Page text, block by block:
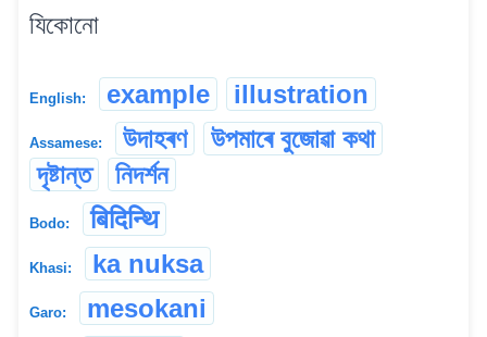
যিকোনো
English: example illustration
Assamese: উদাহৰণ
উপমাৰে বুজোৱা কথা
দৃষ্টান্ত
নিদৰ্শন
Bodo: बिदिन्थि
Khasi: ka nuksa
Garo: mesokani